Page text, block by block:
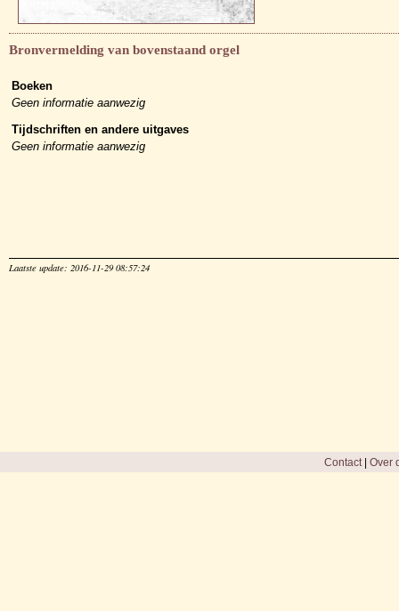
Bronvermelding van bovenstaand orgel
Boeken
Geen informatie aanwezig
Tijdschriften en andere uitgaves
Geen informatie aanwezig
Laatste update: 2016-11-29 08:57:24
Contact| Over